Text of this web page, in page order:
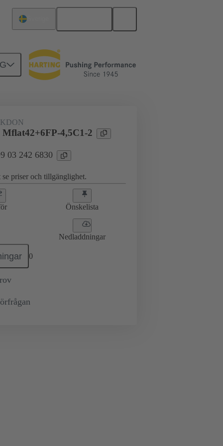
till dotterkort 09 03 242 6830
4,5C1-2
03 242 6830
priser och tillgänglighet.
Önskelista
Nedladdningar
0